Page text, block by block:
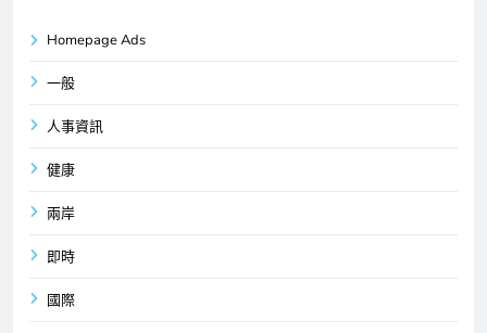
Homepage Ads
一般
人事資訊
健康
兩岸
即時
國際